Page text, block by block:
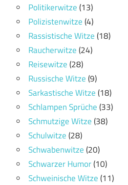
Politikerwitze(13)
Polizistenwitze(4)
Rassistische Witze(18)
Raucherwitze(24)
Reisewitze(28)
Russische Witze(9)
Sarkastische Witze(18)
Schlampen Sprüche(33)
Schmutzige Witze(38)
Schulwitze(28)
Schwabenwitze(20)
Schwarzer Humor(10)
Schweinische Witze(11)